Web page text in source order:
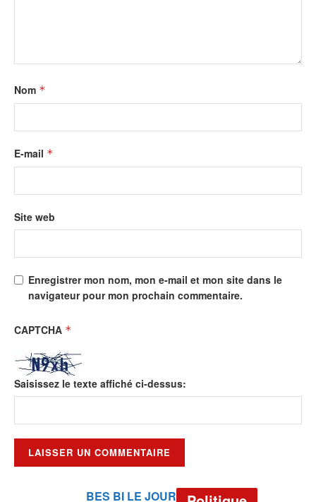
Nom *
E-mail *
Site web
Enregistrer mon nom, mon e-mail et mon site dans le
navigateur pour mon prochain commentaire.
CAPTCHA *
Saisissez le texte affiché ci-dessus:
BES BI LE JOUR